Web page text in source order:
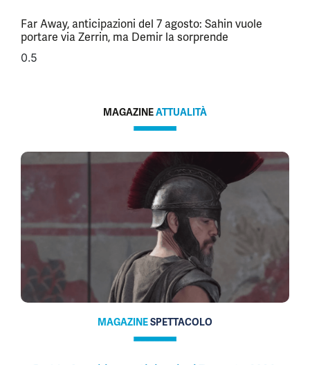
Far Away, anticipazioni del 7 agosto: Sahin vuole
portare via Zerrin, ma Demir la sorprende
MAGAZINEATTUALITÀ
MAGAZINESPETTACOLO